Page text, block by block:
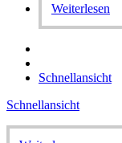
Weiterlesen
Schnellansicht
Schnellansicht